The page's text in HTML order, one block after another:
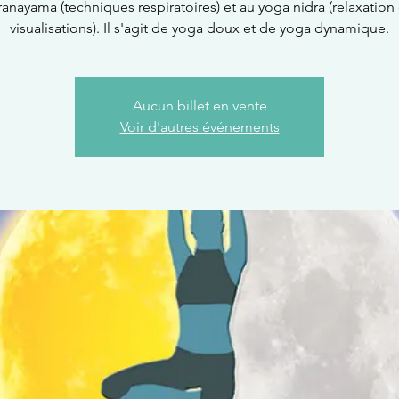
(techniques respiratoires) et au yoga nidra (relaxation
visualisations). Il s'agit de yoga doux et de yoga dynamique.
Aucun billet en vente
Voir d'autres événements